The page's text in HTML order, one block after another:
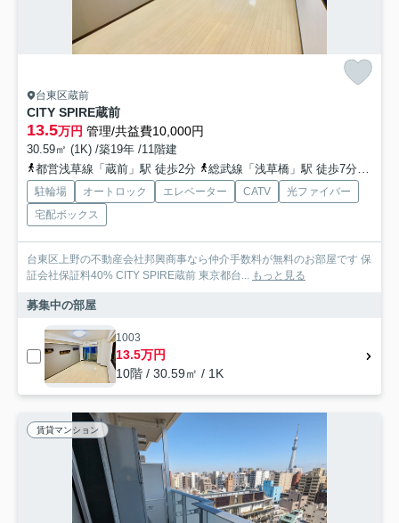
台東区蔵前
CITY SPIRE蔵前
13.5万円 管理/共益費10,000円
30.59㎡ (1K) /築19年 /11階建
都営浅草線「蔵前」駅 徒歩2分
総武線「浅草橋」駅 徒歩7分
駐輪場 オートロック エレベーター CATV
光ファイバー
宅配ボックス
台東区上野の不動産会社邦興商事なら仲介手数料が無料のお部屋です 保
証会社保証料40% CITY SPIRE蔵前 東京都台... もっと見る
募集中の部屋
1003
13.5万円
10階 / 30.59㎡ / 1K
賃貸マンション